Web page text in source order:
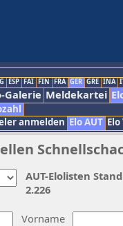
ESP FAI FIN FRA GER GRE INA
Galerie Meldekartei
anmelden Elo AUT
Vorname
AUT-Elolisten
2.226